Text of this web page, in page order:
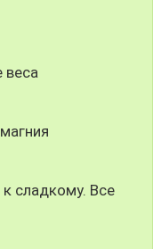
веса
сладкому. Все